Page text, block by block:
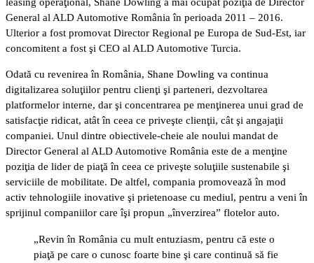
General al ALD Automotive România în perioada 2011 – 2016.
Ulterior a fost promovat Director Regional pe Europa de Sud-Est, iar
concomitent a fost şi CEO al ALD Automotive Turcia.
Odată cu revenirea în România, Shane Dowling va continua
digitalizarea soluţiilor pentru clienţi şi parteneri, dezvoltarea
platformelor interne, dar şi concentrarea pe menţinerea unui grad de
satisfacţie ridicat, atât în ceea ce priveşte clienţii, cât şi angajaţii
companiei. Unul dintre obiectivele-cheie ale noului mandat de
Director General al ALD Automotive România este de a menţine
poziţia de lider de piaţă în ceea ce priveşte soluţiile sustenabile şi
serviciile de mobilitate. De altfel, compania promovează în mod
activ tehnologiile inovative şi prietenoase cu mediul, pentru a veni în
sprijinul companiilor care îşi propun „înverzirea” flotelor auto.
„Revin în România cu mult entuziasm, pentru că este o
piaţă pe care o cunosc foarte bine şi care continuă să fie